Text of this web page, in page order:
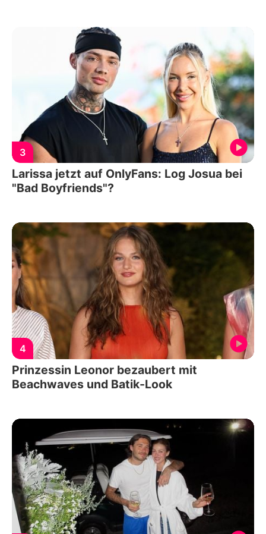
3
Larissa jetzt auf OnlyFans: Log Josua bei
"Bad Boyfriends"?
4
Prinzessin Leonor bezaubert mit
Beachwaves und Batik-Look